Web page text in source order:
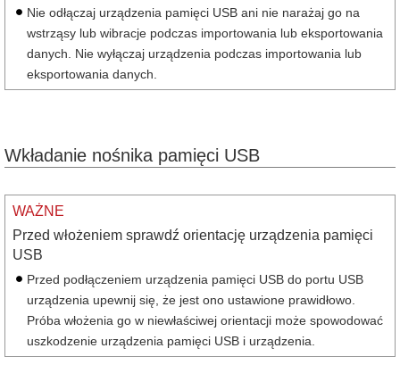
Nie odłączaj urządzenia pamięci USB ani nie narażaj go na
wstrząsy lub wibracje podczas importowania lub eksportowania
danych. Nie wyłączaj urządzenia podczas importowania lub
eksportowania danych.
Wkładanie nośnika pamięci USB
WAŻNE
Przed włożeniem sprawdź orientację urządzenia pamięci
USB
Przed podłączeniem urządzenia pamięci USB do portu USB
urządzenia upewnij się, że jest ono ustawione prawidłowo.
Próba włożenia go w niewłaściwej orientacji może spowodować
uszkodzenie urządzenia pamięci USB i urządzenia.